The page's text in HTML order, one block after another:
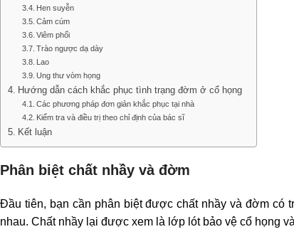
Hen suyễn
Cảm cúm
Viêm phổi
Trào ngược dạ dày
Lao
Ung thư vòm họng
Hướng dẫn cách khắc phục tình trạng đờm ở cổ họng
Các phương pháp đơn giản khắc phục tại nhà
Kiểm tra và điều trị theo chỉ định của bác sĩ
Kết luận
Phân biệt chất nhầy và đờm
Đầu tiên, bạn cần phân biệt được chất nhầy và đờm có
nhau. Chất nhầy lại được xem là lớp lót bảo vệ cổ họng